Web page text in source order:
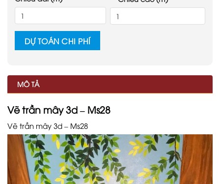
DỰ TOÁN CHI PHÍ
MÔ TẢ
Vẽ trần mây 3d – Ms28
Vẽ trần mây 3d – Ms28